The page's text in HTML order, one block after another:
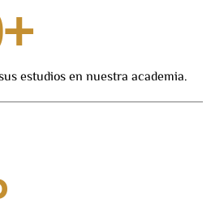
+
estudios en nuestra academia.